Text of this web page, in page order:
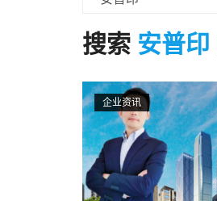
搜索 安普印
企业资讯